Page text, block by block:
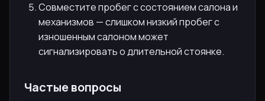
Совместите пробег с состоянием салона и
механизмов — слишком низкий пробег с
изношенным салоном может
сигнализировать о длительной стоянке.
Частые вопросы